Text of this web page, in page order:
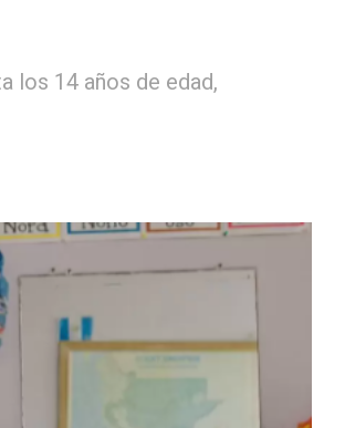
los 14 años de edad,